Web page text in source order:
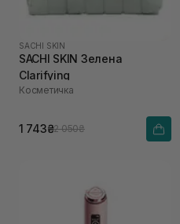
SACHI SKIN
SACHI SKIN Зелена
Clarifying
Косметичка
1 743₴2 050₴